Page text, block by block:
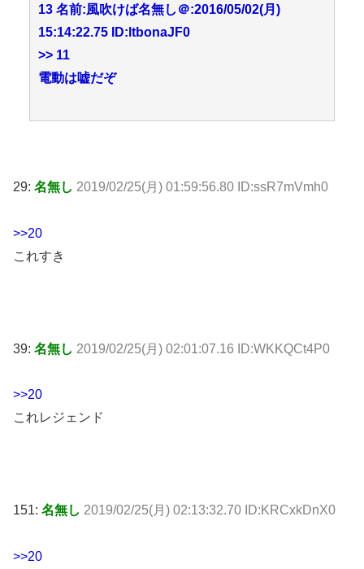
13 名前:風吹けば名無し＠:2016/05/02(月)
15:14:22.75 ID:ltbonaJF0
>> 11
電動は嘘だぞ
29: 名無し 2019/02/25(月) 01:59:56.80 ID:ssR7mVmh0
>>20
これすき
39: 名無し 2019/02/25(月) 02:01:07.16 ID:WKKQCt4P0
>>20
これレジェンド
151: 名無し 2019/02/25(月) 02:13:32.70 ID:KRCxkDnX0
>>20